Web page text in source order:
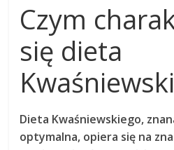
Czym
się dieta
Dieta Kwaśniewskiego,
optymalna, opiera się na